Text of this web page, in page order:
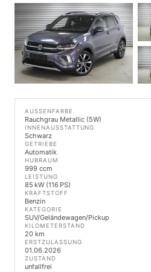
AUSSENFARBE
Rauchgrau Metallic (5W)
INNENAUSSTATTUNG
Schwarz
GETRIEBE
Automatik
HUBRAUM
999 ccm
LEISTUNG
85 kW (116 PS)
KRAFTSTOFF
Benzin
KATEGORIE
SUV/Geländewagen/Pickup
KILOMETERSTAND
20 km
ERSTZULASSUNG
01.06.2026
ZUSTAND
unfallfrei